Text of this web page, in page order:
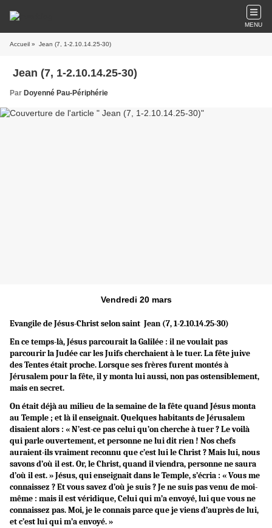
MENU
Accueil » Jean (7, 1-2.10.14.25-30)
Jean (7, 1-2.10.14.25-30)
Par Doyenné Pau-Périphérie
Vendredi 20 mars
Evangile de Jésus-Christ selon saint Jean (7, 1-2.10.14.25-30)
En ce temps-là, Jésus parcourait la Galilée : il ne voulait pas
parcourir la Judée car les Juifs cherchaient à le tuer. La fête juive
des Tentes était proche. Lorsque ses frères furent montés à
Jérusalem pour la fête, il y monta lui aussi, non pas ostensiblement,
mais en secret.
On était déjà au milieu de la semaine de la fête quand Jésus monta
au Temple ; et là il enseignait. Quelques habitants de Jérusalem
disaient alors : « N’est-ce pas celui qu’on cherche à tuer ? Le voilà
qui parle ouvertement, et personne ne lui dit rien ! Nos chefs
auraient-ils vraiment reconnu que c’est lui le Christ ? Mais lui, nous
savons d’où il est. Or, le Christ, quand il viendra, personne ne saura
d’où il est. » Jésus, qui enseignait dans le Temple, s’écria : « Vous me
connaissez ? Et vous savez d’où je suis ? Je ne suis pas venu de moi-
même : mais il est véridique, Celui qui m’a envoyé, lui que vous ne
connaissez pas. Moi, je le connais parce que je viens d’auprès de lui,
et c’est lui qui m’a envoyé. »